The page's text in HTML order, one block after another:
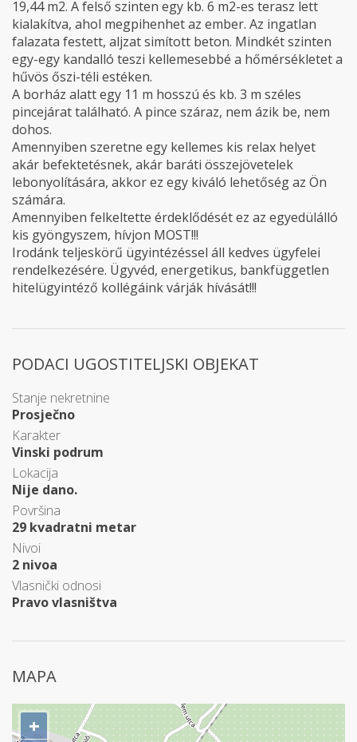
19,44 m2. A felső szinten egy kb. 6 m2-es terasz lett
kialakítva, ahol megpihenhet az ember. Az ingatlan
falazata festett, aljzat simított beton. Mindkét szinten
egy-egy kandalló teszi kellemesebbé a hőmérsékletet a
hűvös őszi-téli estéken.
A borház alatt egy 11 m hosszú és kb. 3 m széles
pincejárat található. A pince száraz, nem ázik be, nem
dohos.
Amennyiben szeretne egy kellemes kis relax helyet
akár befektetésnek, akár baráti összejövetelek
lebonyolítására, akkor ez egy kiváló lehetőség az Ön
számára.
Amennyiben felkeltette érdeklődését ez az egyedülálló
kis gyöngyszem, hívjon MOST!!!
Irodánk teljeskörű ügyintézéssel áll kedves ügyfelei
rendelkezésére. Ügyvéd, energetikus, bankfüggetlen
hitelügyintéző kollégáink várják hívását!!!
PODACI UGOSTITELJSKI OBJEKAT
Stanje nekretnine
Prosječno
Karakter
Vinski podrum
Lokacija
Nije dano.
Površina
29 kvadratni metar
Nivoi
2 nivoa
Vlasnički odnosi
Pravo vlasništva
MAPA
+